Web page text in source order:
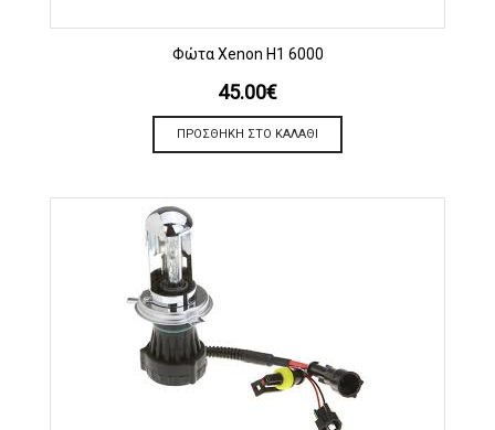
Φώτα Xenon H1 6000
45.00€
ΠΡΟΣΘΉΚΗ ΣΤΟ ΚΑΛΆΘΙ